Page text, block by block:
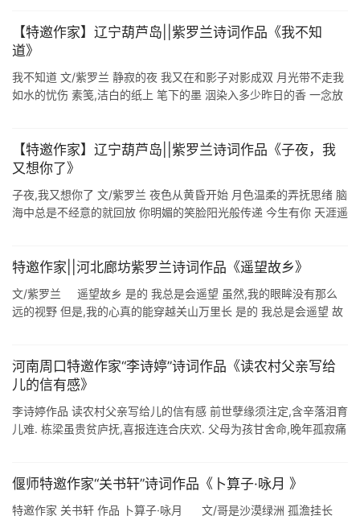
【特邀作家】辽宁葫芦岛||紫罗兰诗词作品《我不知
道》
我不知道 文/紫罗兰 静寂的夜 我又在和影子对影成双 月光带不走我
如水的忧伤 素笺,洁白的纸上 笔下的墨 洇染入多少昨日的香 一念放
【特邀作家】辽宁葫芦岛||紫罗兰诗词作品《子夜，我
又想你了》
子夜,我又想你了 文/紫罗兰 夜色从黄昏开始 月色温柔的弄抚思绪 脑
海中总是不经意的就回放 你明媚的笑脸阳光般传递 今生有你 天涯遥
特邀作家||河北廊坊紫罗兰诗词作品《遥望故乡》
文/紫罗兰 遥望故乡 是的 我总是会遥望 虽然,我的眼眸没有那么
远的视野 但是,我的心真的能穿越关山万里长 是的 我总是会遥望 故
河南周口特邀作家“李诗婷”诗词作品《读农村父亲写给
儿的信有感》
李诗婷作品 读农村父亲写给儿的信有感 前世孽缘须注定,含辛落泪育
儿难. 栋梁虽贵贫庐抚,喜报连连合庆欢. 父母为孩甘舍命,晚年孤寂痛
偃师特邀作家“关书轩”诗词作品《卜算子·咏月 》
特邀作家 关书轩 作品 卜算子·咏月 文/哥是沙漠绿洲 孤澹挂长